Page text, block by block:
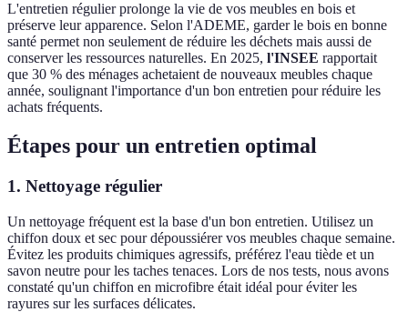
L'entretien régulier prolonge la vie de vos meubles en bois et
préserve leur apparence. Selon l'ADEME, garder le bois en bonne
santé permet non seulement de réduire les déchets mais aussi de
conserver les ressources naturelles. En 2025, l'INSEE rapportait
que 30 % des ménages achetaient de nouveaux meubles chaque
année, soulignant l'importance d'un bon entretien pour réduire les
achats fréquents.
Étapes pour un entretien optimal
1. Nettoyage régulier
Un nettoyage fréquent est la base d'un bon entretien. Utilisez un
chiffon doux et sec pour dépoussiérer vos meubles chaque semaine.
Évitez les produits chimiques agressifs, préférez l'eau tiède et un
savon neutre pour les taches tenaces. Lors de nos tests, nous avons
constaté qu'un chiffon en microfibre était idéal pour éviter les
rayures sur les surfaces délicates.